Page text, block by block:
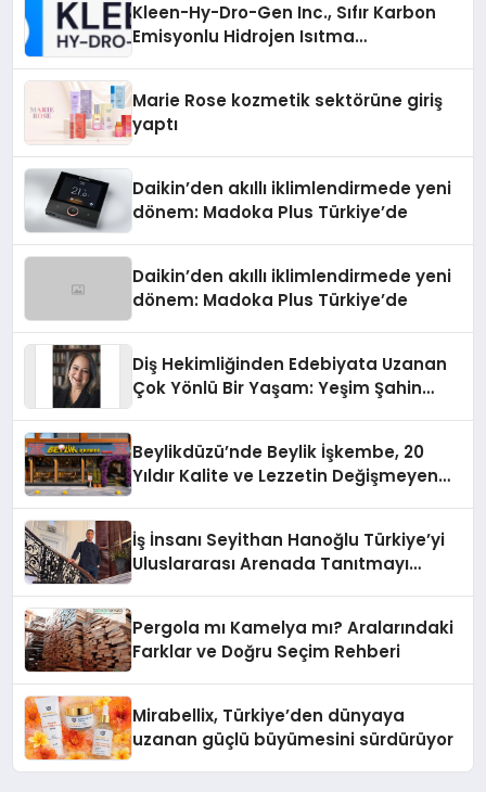
Kleen-Hy-Dro-Gen Inc., Sıfır Karbon
Emisyonlu Hidrojen Isıtma
Marie Rose kozmetik sektörüne giriş
yaptı
Daikin’den akıllı iklimlendirmede yeni
dönem: Madoka Plus Türkiye’de
Daikin’den akıllı iklimlendirmede yeni
dönem: Madoka Plus Türkiye’de
Diş Hekimliğinden Edebiyata Uzanan
Çok Yönlü Bir Yaşam: Yeşim Şahin
Beylikdüzü’nde Beylik İşkembe, 20
Yıldır Kalite ve Lezzetin Değişmeyen
İş İnsanı Seyithan Hanoğlu Türkiye’yi
Uluslararası Arenada Tanıtmayı
Pergola mı Kamelya mı? Aralarındaki
Farklar ve Doğru Seçim Rehberi
Mirabellix, Türkiye’den dünyaya
uzanan güçlü büyümesini sürdürüyor